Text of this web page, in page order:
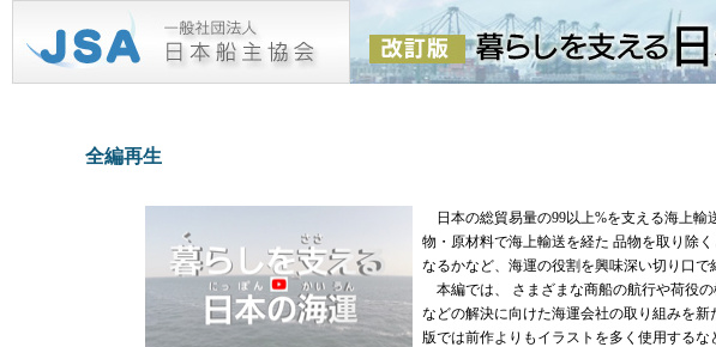
全編再生
日本の総貿易量の99以上%を支える海上輸
物・原材料で海上輸送を経た 品物を取り除
なるかなど、海運の役割を興味深い切り口で
本編では、 さまざまな商船の航行や荷役
などの解決に向けた海運会社の取り組みを新
版では前作よりもイラストを多く使用するな